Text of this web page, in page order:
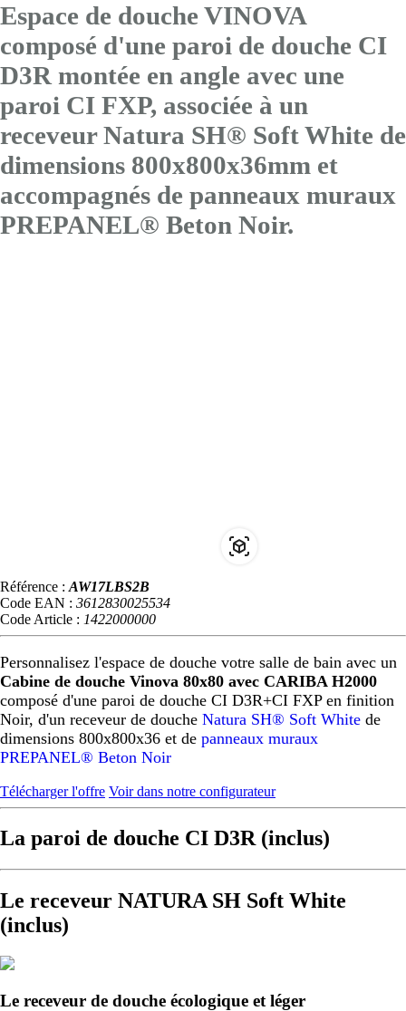
Espace de douche VINOVA
composé d'une paroi de douche CI
D3R montée en angle avec une
paroi CI FXP, associée à un
receveur Natura SH® Soft White de
dimensions 800x800x36mm et
accompagnés de panneaux muraux
PREPANEL® Beton Noir.
Référence : AW17LBS2B
Code EAN : 3612830025534
Code Article : 1422000000
Personnalisez l'espace de douche votre salle de bain avec un
Cabine de douche Vinova 80x80 avec CARIBA H2000
composé d'une paroi de douche CI D3R+CI FXP en finition
Noir, d'un receveur de douche Natura SH® Soft White de
dimensions 800x800x36 et de panneaux muraux
PREPANEL® Beton Noir
Télécharger l'offre Voir dans notre configurateur
La paroi de douche CI D3R (inclus)
Le receveur NATURA SH Soft White
(inclus)
Le receveur de douche écologique et léger